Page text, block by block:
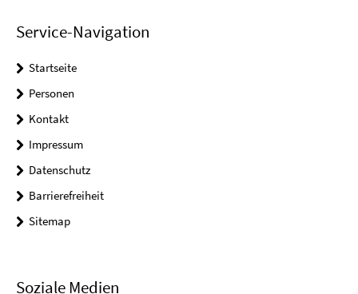
Service-Navigation
Startseite
Personen
Kontakt
Impressum
Datenschutz
Barrierefreiheit
Sitemap
Soziale Medien